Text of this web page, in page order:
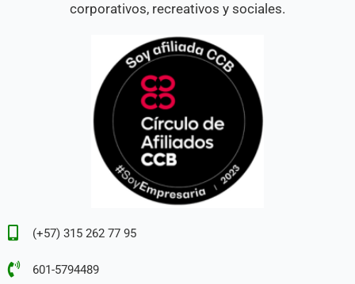
corporativos, recreativos y sociales.
(+57) 315 262 77 95
601-5794489